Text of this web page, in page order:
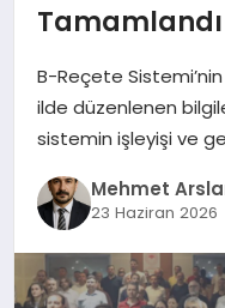
SAĞLIK
EĞITIM
Tamamlandı
B-Reçete Sistemi’nin
ilde düzenlenen
sistemin işleyişi ve
Mehmet
23 Haziran 2026